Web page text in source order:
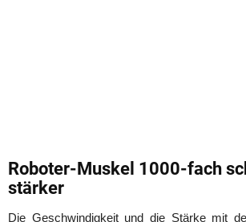
Roboter-Muskel 1000-fach
stärker
Die Geschwindigkeit und die Stärke mit